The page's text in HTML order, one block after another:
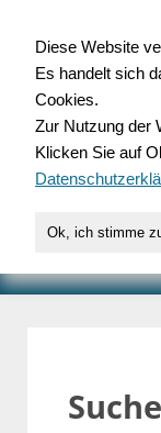
für
Suche
Diese Website
Es handelt sich
Cookies.
Zur Nutzung der
Klicken Sie auf
Ok, ich stimme